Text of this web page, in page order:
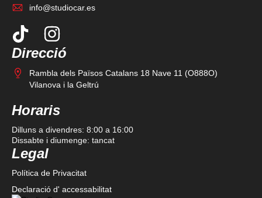
info@studiocar.es
Direcció
Rambla dels Països Catalans 18 Nave 11 (O888O)
Vilanova i la Geltrú
Horaris
Dilluns a divendres: 8:00 a 16:00
Dissabte i diumenge: tancat
Legal
Política de Privacitat
Declaració d' accessabilitat